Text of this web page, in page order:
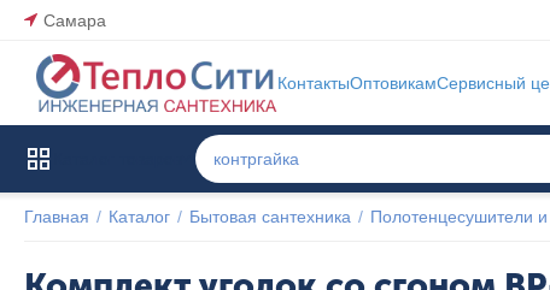
Самара
КонтактыОптовикамСервисный
Главная / Каталог / Бытовая сантехника / Полотенцесушители